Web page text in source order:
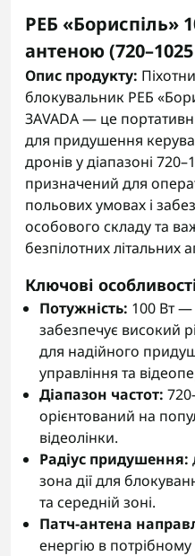
РЕБ «Бориспіль»
антеною
Опис продукту:
блокувальник РЕБ
ЗАVADA — це
для придушення
дронів у діапазоні
призначений для
польових умовах і
особового складу та
безпілотних літальних
Ключові
Потужність: 100 Вт
забезпечує високий
для надійного
управління та
Діапазон частот:
орієнтований на
відеолінки.
Радіус придушення:
зона дії для
та середній зоні.
Патч-антена
енергію в